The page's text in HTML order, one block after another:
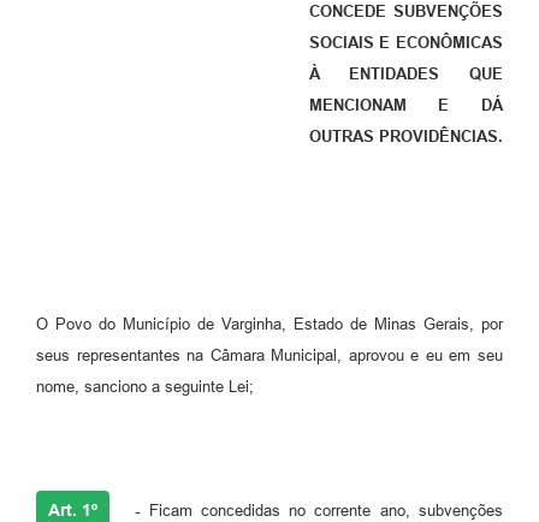
CONCEDE SUBVENÇÕES
SOCIAIS E ECONÔMICAS
À ENTIDADES QUE
MENCIONAM E DÁ
OUTRAS PROVIDÊNCIAS.
O Povo do Município de Varginha, Estado de Minas Gerais, por
seus representantes na Câmara Municipal, aprovou e eu em seu
nome, sanciono a seguinte Lei;
Art. 1º - Ficam concedidas no corrente ano, subvenções